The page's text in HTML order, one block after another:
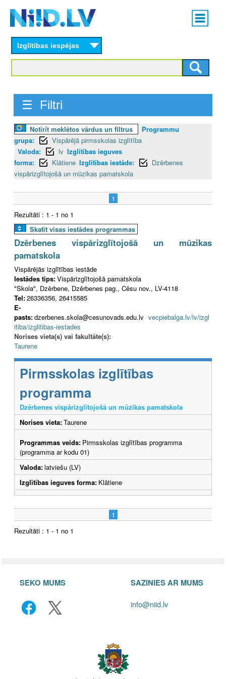
content
Main
menu
Izglītības iespējas
☰ Filtri
Notīrīt meklētos vārdus un filtrus
Programmu
grupa:
Vispārējā pirmsskolas izglītība
Valoda:
lv Izglītības ieguves
forma:
Klātiene Izglītības iestāde:
Dzērbenes
vispārizglītojošā un mūzikas pamatskola
1
Rezultāti : 1 - 1 no 1
Skatīt visas iestādes programmas
Dzērbenes vispārizglītojošā un mūzikas
pamatskola
Vispārējās izglītības iestāde
Iestādes tips:Vispārizglītojošā pamatskola
"Skola", Dzērbene, Dzērbenes pag., Cēsu nov., LV-4118
Tel:26336356, 26415585
E-
pasts:dzerbenes.skola@cesunovads.edu.lv vecpiebalga.lv/lv/izgl
itiba/izglitibas-iestades
Norises vieta(s) vai fakultāte(s):
Taurene
Pirmsskolas izglītības
programma
Dzērbenes vispārizglītojošā un mūzikas pamatskola
Norises vieta:Taurene
Programmas veids: Pirmsskolas izglītības programma
(programma ar kodu 01)
Valoda:latviešu (LV)
Izglītības ieguves forma: Klātiene
1
Rezultāti : 1 - 1 no 1
SEKO MUMS SAZINIES AR MUMS
info@niid.lv